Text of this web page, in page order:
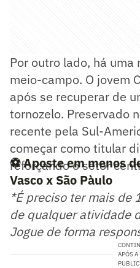
Por outro lado, há
meio-campo. O jovem
após se recuperar de
tornozelo. Preservado
recente pela Sul-
começar como titular
reforçando o setor
⚽ Aposte em menos
Vasco x São Pàulo
*É preciso ter mais de
de qualquer atividade
Jogue de forma
APÓS A